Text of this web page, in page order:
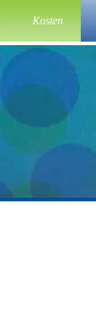
Kosten